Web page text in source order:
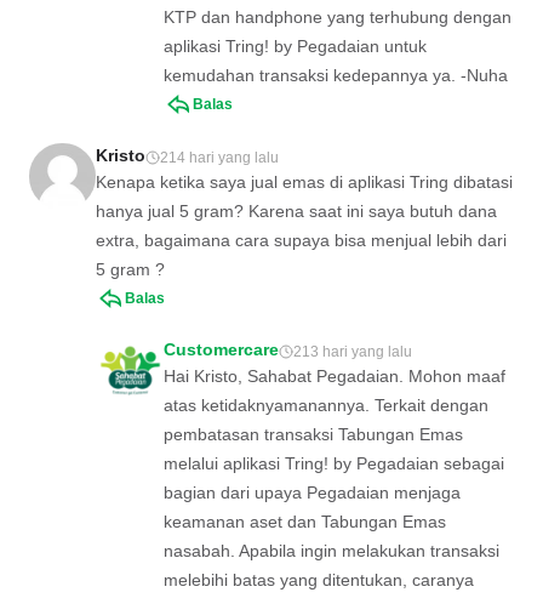
KTP dan handphone yang terhubung dengan
aplikasi Tring! by Pegadaian untuk
kemudahan transaksi kedepannya ya. -Nuha
Balas
Kristo 214 hari yang lalu
Kenapa ketika saya jual emas di aplikasi Tring dibatasi
hanya jual 5 gram? Karena saat ini saya butuh dana
extra, bagaimana cara supaya bisa menjual lebih dari
5 gram ?
Balas
Customercare 213 hari yang lalu
Hai Kristo, Sahabat Pegadaian. Mohon maaf
atas ketidaknyamanannya. Terkait dengan
pembatasan transaksi Tabungan Emas
melalui aplikasi Tring! by Pegadaian sebagai
bagian dari upaya Pegadaian menjaga
keamanan aset dan Tabungan Emas
nasabah. Apabila ingin melakukan transaksi
melebihi batas yang ditentukan, caranya